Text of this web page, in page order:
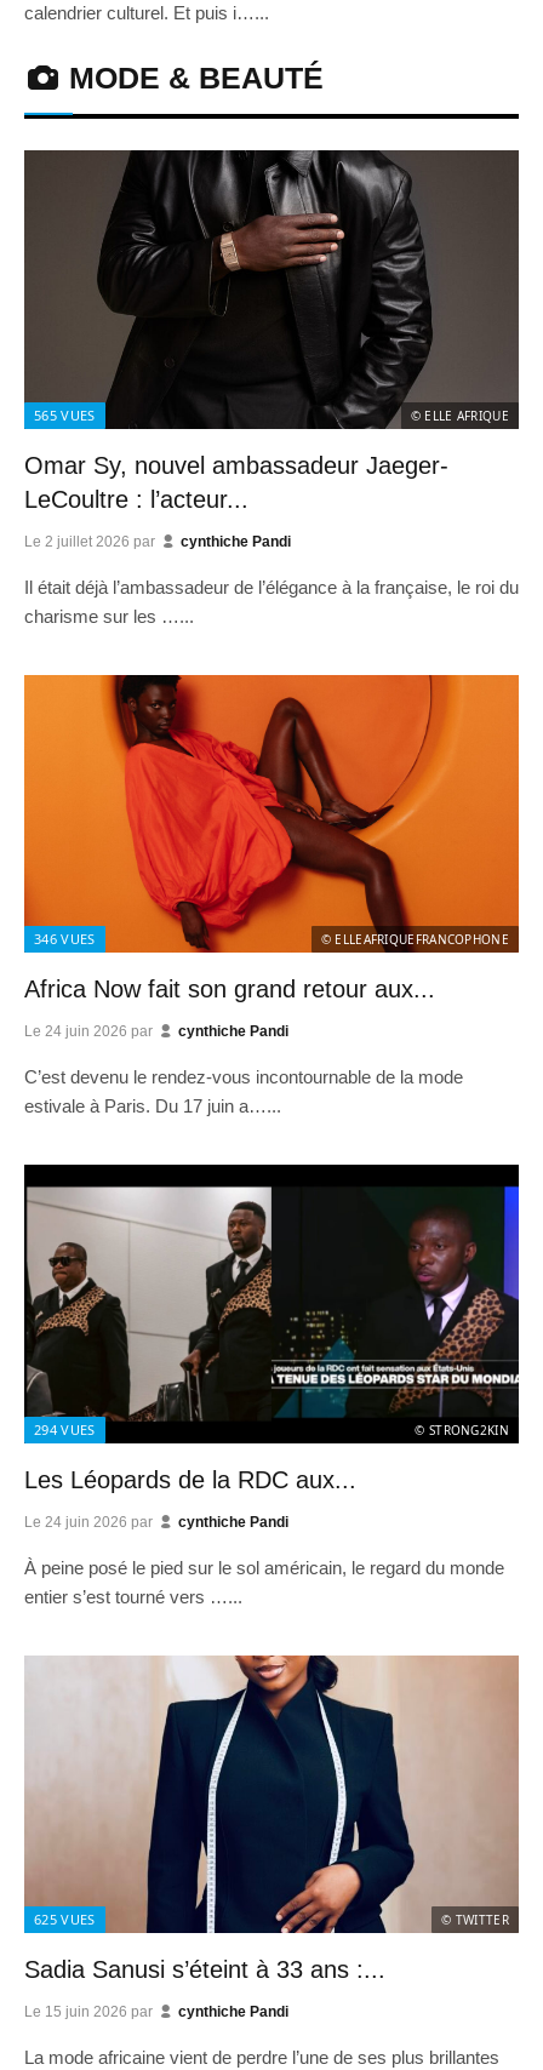
calendrier culturel. Et puis i…...
MODE & BEAUTÉ
565 VUES © ELLE AFRIQUE
Omar Sy, nouvel ambassadeur Jaeger-
LeCoultre : l’acteur...
Le 2 juillet 2026 par cynthiche Pandi
Il était déjà l’ambassadeur de l’élégance à la française, le roi du
charisme sur les …...
346 VUES © ELLEAFRIQUEFRANCOPHONE
Africa Now fait son grand retour aux...
Le 24 juin 2026 par cynthiche Pandi
C’est devenu le rendez-vous incontournable de la mode
estivale à Paris. Du 17 juin a…...
294 VUES © STRONG2KIN
Les Léopards de la RDC aux...
Le 24 juin 2026 par cynthiche Pandi
À peine posé le pied sur le sol américain, le regard du monde
entier s’est tourné vers …...
625 VUES © TWITTER
Sadia Sanusi s’éteint à 33 ans :...
Le 15 juin 2026 par cynthiche Pandi
La mode africaine vient de perdre l’une de ses plus brillantes